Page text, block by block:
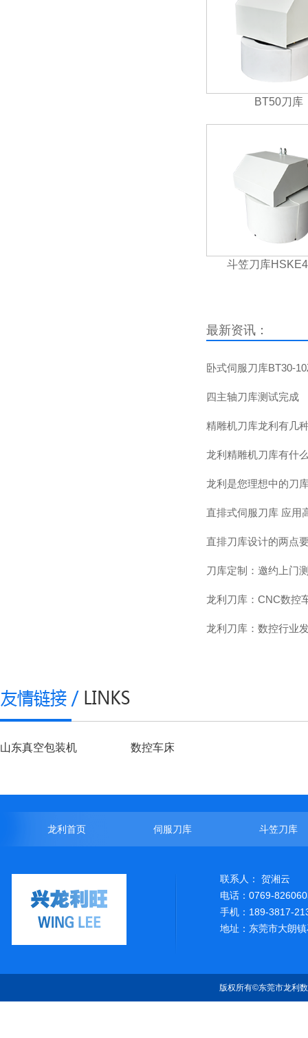
BT50刀库
斗笠刀库
最新资讯：
卧式伺服刀库BT30-
四主轴刀库测试完成
精雕机刀库龙利有几
龙利精雕机刀库有什
龙利是您理想中的刀
直排式伺服刀库 应用
直排刀库设计的两点
刀库定制：邀约上门
龙利刀库：CNC数控
龙利刀库：数控行业
山东真空包装机 数控车床
龙利首页 伺服刀库 斗笠刀库
联系人： 贺湘云
电话：0769-
手机：189-3817-
地址：东莞市大朗
版权所有©东莞市龙利